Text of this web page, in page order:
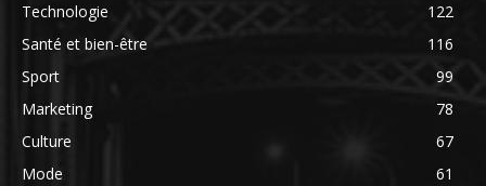
Technologie
122
Santé et bien-être
116
Sport
99
Marketing
78
Culture
67
Mode
61